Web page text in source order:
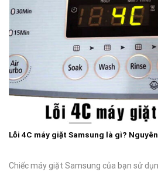
Lỗi 4C máy giặt Samsung là gì?
Chiếc máy giặt Samsung của bạn sử